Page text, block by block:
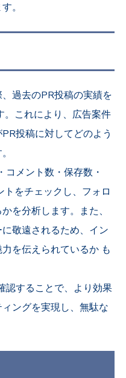
。
過去のPR投稿の実績を
。これにより、広告案件
投稿に対してどのよう
メント数・保存数・
をチェックし、フォロ
を分析します。また、
敬遠されるため、イン
を伝えられているか も
認することで、より効果
ングを実現し、無駄な